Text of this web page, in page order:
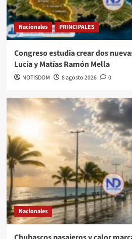
Nacionales PRINCIPALES
Congreso estudia crear dos
Lucía y Matías Ramón Mella
NOTISDOM 8 agosto 2026 0
Nacionales